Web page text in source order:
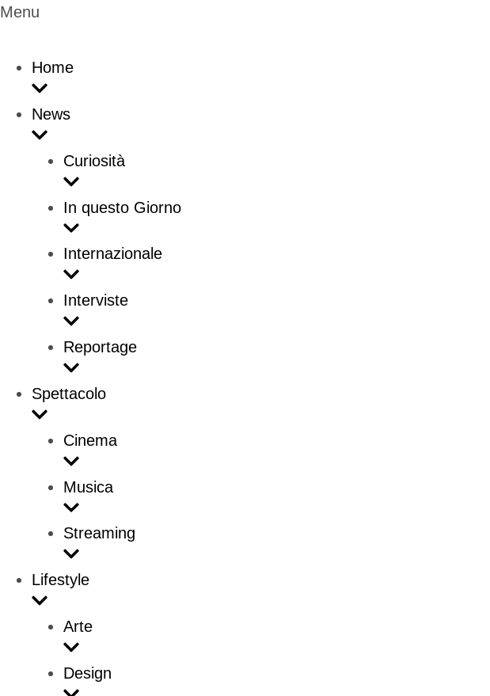
Menu
Home
News
Curiosità
In questo Giorno
Internazionale
Interviste
Reportage
Spettacolo
Cinema
Musica
Streaming
Lifestyle
Arte
Design